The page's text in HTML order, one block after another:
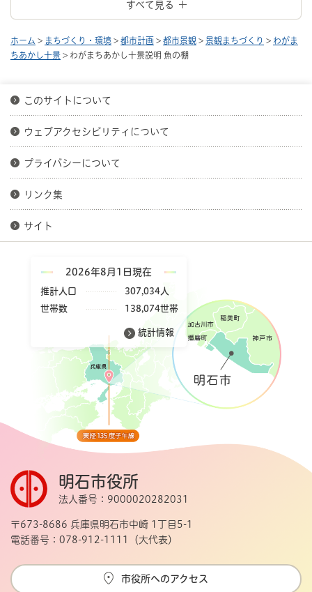
すべて見る
ホーム > まちづくり・環境 > 都市計画 > 都市景観 > 景観まちづくり > わがま
ちあかし十景 > わがまちあかし十景説明 魚の棚
このサイトについて
ウェブアクセシビリティについて
プライバシーについて
リンク集
サイト
2026年8月1日現在
推計人口
307,034人
世帯数
138,074世帯
統計情報
明石市役所
法人番号：9000020282031
〒673-8686 兵庫県明石市中崎 1丁目5-1
電話番号：078-912-1111（大代表）
市役所へのアクセス